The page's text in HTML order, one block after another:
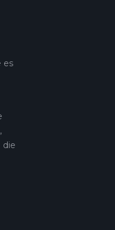
es
die